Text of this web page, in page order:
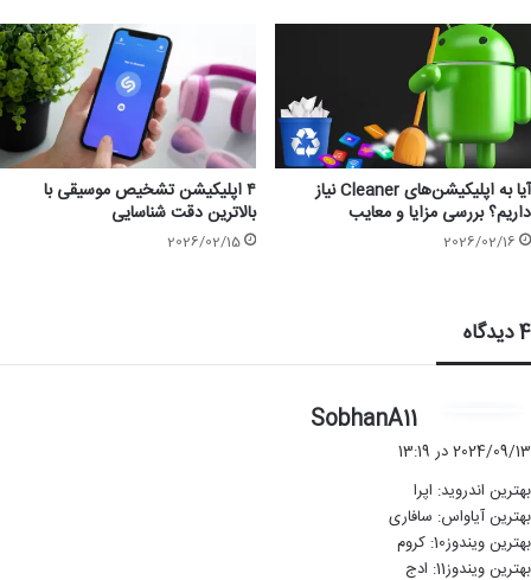
آیا به اپلیکیشن‌های Cleaner نیاز
داریم؟ بررسی مزایا و معایب
2026/02/16
۴ اپلیکیشن تشخیص موسیقی با
بالاترین دقت شناسایی
2026/02/15
4 دیدگاه
SobhanA11
2024/09/13 در 13:19
بهترین اندروید: اپرا
بهترین آیاواس: سافاری
بهترین ویندوز10: کروم
بهترین ویندوز11: ادج